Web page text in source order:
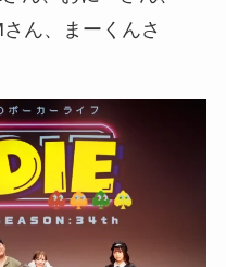
ん、まーくんさ